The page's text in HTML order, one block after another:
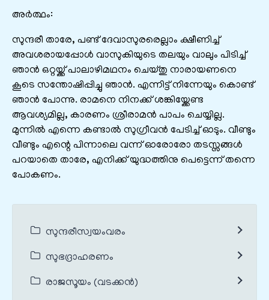
അർത്ഥം:
സുന്ദരീ താരേ, പണ്ട് ദേവാസുരരെല്ലാം ക്ഷീണിച്ച്
അവശരായപ്പോൾ വാസുകിയുടെ തലയും വാലും പിടിച്ച്
ഞാൻ ഒറ്റയ്ക്ക് പാലാഴിമഥനം ചെയ്തു നാരായണനെ
കൂടെ സന്തോഷിപ്പിച്ചു ഞാൻ. എന്നിട്ട് നിന്നേയും കൊണ്ട്
ഞാൻ പോന്നു. രാമനെ നിനക്ക് ശങ്കിയ്ക്കേണ്ട
ആവശ്യമില്ല, കാരണം ശ്രീരാമൻ പാപം ചെയ്യില്ല.
മുന്നിൽ എന്നെ കണ്ടാൽ സുഗ്രീവൻ പേടിച്ച് ഓടും. വീണ്ടും
വീണ്ടും എന്റെ പിന്നാലെ വന്ന് ഓരോരോ തടസ്സങ്ങൾ
പറയാതെ താരേ, എനിക്ക് യുദ്ധത്തിനു പെട്ടെന്ന് തന്നെ
പോകണം.
സുന്ദരീസ്വയംവരം
സുഭദ്രാഹരണം
രാജസൂയം (വടക്കൻ)